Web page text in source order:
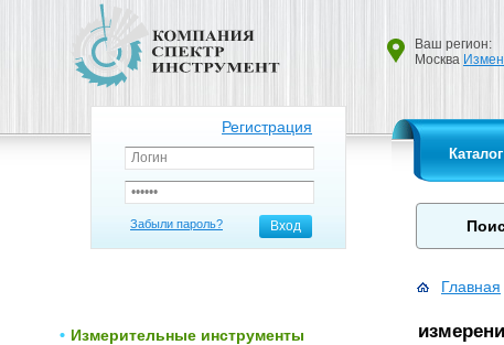
Ваш регион:
Москва
Регистрация
Забыли пароль? Вход
Каталог
Главная
Измерительные инструменты